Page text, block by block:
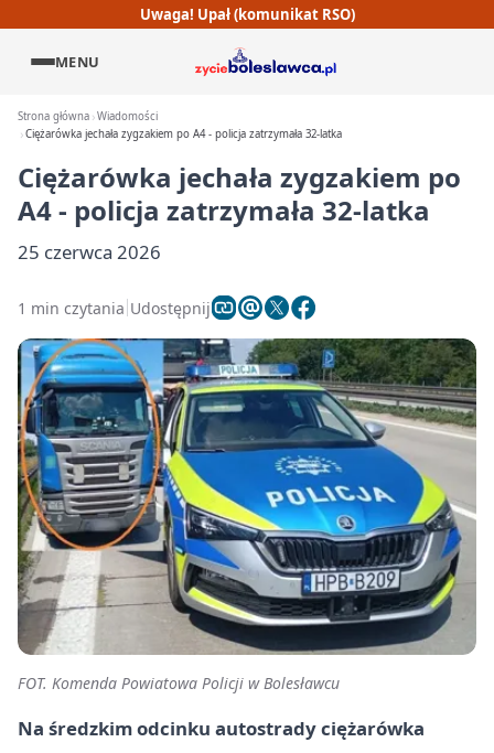
Uwaga! Upał (komunikat RSO)
MENU
Strona główna Wiadomości
Ciężarówka jechała zygzakiem po A4 - policja zatrzymała 32-latka
Ciężarówka jechała zygzakiem po
A4 - policja zatrzymała 32-latka
25 czerwca 2026
1 min czytania Udostępnij
FOT. Komenda Powiatowa Policji w Bolesławcu
Na średzkim odcinku autostrady ciężarówka